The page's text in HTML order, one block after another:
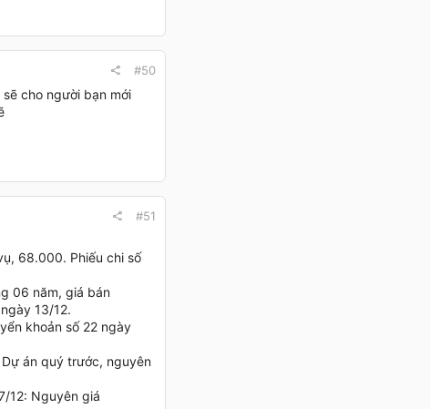
#50
cho người bạn mới
#51
68.000. Phiếu chi số
06 năm, giá bán
13/12.
khoản số 22 ngày
án quý trước, nguyên
12: Nguyên giá